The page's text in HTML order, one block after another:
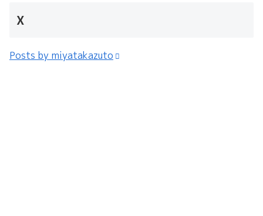
X
Posts by miyatakazuto